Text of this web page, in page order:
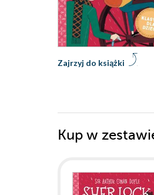
Zajrzyj do książki
Kup w